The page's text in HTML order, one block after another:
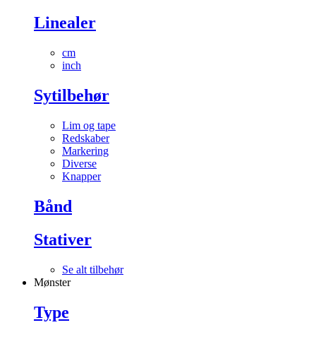
Linealer
cm
inch
Sytilbehør
Lim og tape
Redskaber
Markering
Diverse
Knapper
Bånd
Stativer
Se alt tilbehør
Mønster
Type